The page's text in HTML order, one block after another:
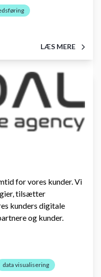
LÆS MERE
for vores kunder. Vi
tilsætter
kunders digitale
og kunder.
data visualisering